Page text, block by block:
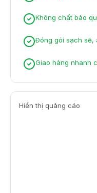
Không chất bảo
Đóng gói sạch sẽ,
Giao hàng nhanh
Hiển thị quảng cáo